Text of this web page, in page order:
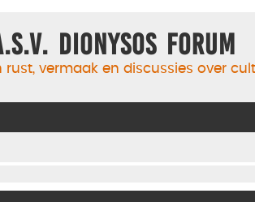
Dionysos Forum
rust, vermaak en discussies over